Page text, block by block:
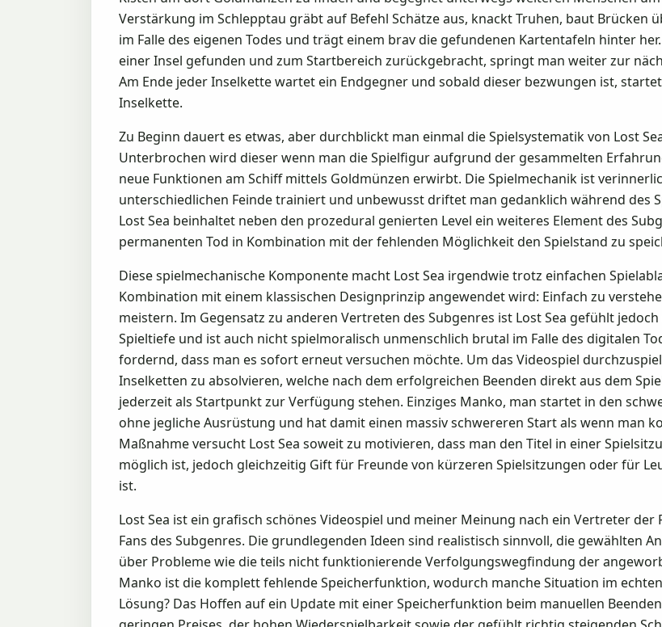
Verstärkung im Schlepptau gräbt auf Befehl Schätze aus, knackt Truhen, baut Brücken
im Falle des eigenen Todes und trägt einem brav die gefundenen Kartentafeln hinter
einer Insel gefunden und zum Startbereich zurückgebracht, springt man weiter zur
Am Ende jeder Inselkette wartet ein Endgegner und sobald dieser bezwungen ist,
Inselkette.
Zu Beginn dauert es etwas, aber durchblickt man einmal die Spielsystematik von Lost
Unterbrochen wird dieser wenn man die Spielfigur aufgrund der gesammelten
neue Funktionen am Schiff mittels Goldmünzen erwirbt. Die Spielmechanik ist
unterschiedlichen Feinde trainiert und unbewusst driftet man gedanklich während des
Lost Sea beinhaltet neben den prozedural genierten Level ein weiteres Element des
permanenten Tod in Kombination mit der fehlenden Möglichkeit den Spielstand zu
Diese spielmechanische Komponente macht Lost Sea irgendwie trotz einfachen
Kombination mit einem klassischen Designprinzip angewendet wird: Einfach zu
meistern. Im Gegensatz zu anderen Vertreten des Subgenres ist Lost Sea gefühlt
Spieltiefe und ist auch nicht spielmoralisch unmenschlich brutal im Falle des digitalen
fordernd, dass man es sofort erneut versuchen möchte. Um das Videospiel
Inselketten zu absolvieren, welche nach dem erfolgreichen Beenden direkt aus dem
jederzeit als Startpunkt zur Verfügung stehen. Einziges Manko, man startet in den
ohne jegliche Ausrüstung und hat damit einen massiv schwereren Start als wenn man
Maßnahme versucht Lost Sea soweit zu motivieren, dass man den Titel in einer
möglich ist, jedoch gleichzeitig Gift für Freunde von kürzeren Spielsitzungen oder für
ist.
Lost Sea ist ein grafisch schönes Videospiel und meiner Meinung nach ein Vertreter
Fans des Subgenres. Die grundlegenden Ideen sind realistisch sinnvoll, die gewählten
über Probleme wie die teils nicht funktionierende Verfolgungswegfindung der
Manko ist die komplett fehlende Speicherfunktion, wodurch manche Situation im
Lösung? Das Hoffen auf ein Update mit einer Speicherfunktion beim manuellen